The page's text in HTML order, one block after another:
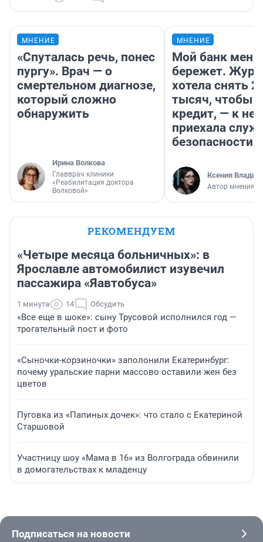
МНЕНИЕ
«Спуталась речь, понес
пургу». Врач — о
смертельном диагнозе,
который сложно
обнаружить
Ирина Волкова
Главврач клиники
«Реабилитация доктора
Волковой»
МНЕНИЕ
Мой банк меня
бережет.
хотела снять
тысяч, чтобы
кредит, — к
приехала
безопасности
Ксения
Автор мнения
РЕКОМЕНДУЕМ
«Четыре месяца больничных»: в
Ярославле автомобилист изувечил
пассажира «Яавтобуса»
1 минута 14 Обсудить
«Все еще в шоке»: сыну Трусовой исполнился год —
трогательный пост и фото
«Сыночки-корзиночки» заполонили Екатеринбург:
почему уральские парни массово оставили жен без
цветов
Пуговка из «Папиных дочек»: что стало с Екатериной
Старшовой
Участницу шоу «Мама в 16» из Волгограда обвинили
в домогательствах к младенцу
Подписаться на новости